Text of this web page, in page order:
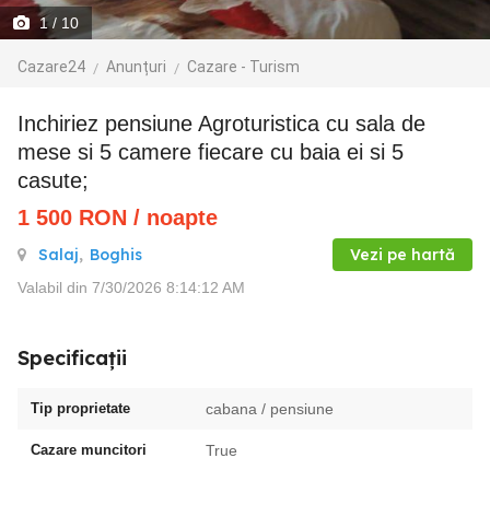
1/ 10
Cazare24 Anunțuri Cazare - Turism
inchiriez pensiune Agroturistica cu sala de
mese si 5 camere fiecare cu baia ei si 5
casute;
1 500 RON / noapte
Salaj, Boghis Vezi pe hartă
Valabil din 7/30/2026 8:14:12 AM
Specificații
Tip proprietate cabana / pensiune
Cazare muncitori True